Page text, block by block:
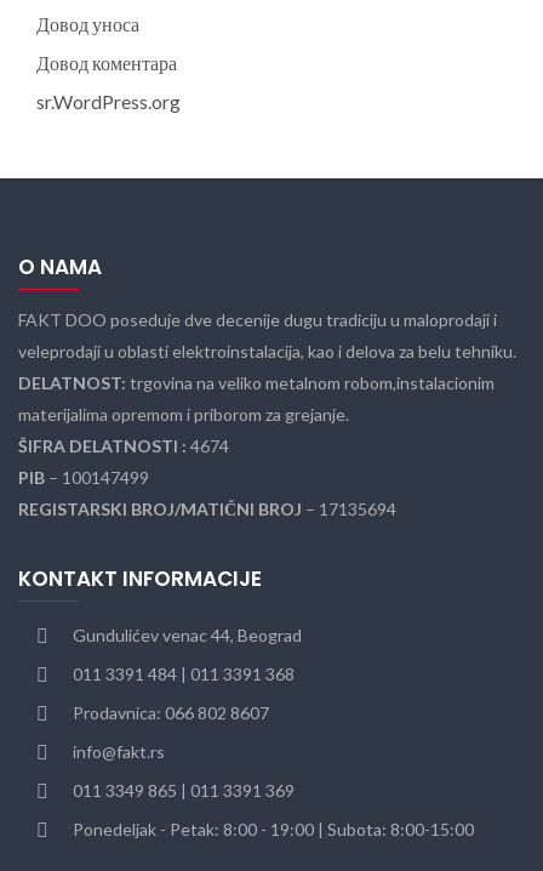
Довод уноса
Довод коментара
sr.WordPress.org
O NAMA
FAKT DOO poseduje dve decenije dugu tradiciju u maloprodaji i
veleprodaji u oblasti elektroinstalacija, kao i delova za belu tehniku.
DELATNOST: trgovina na veliko metalnom robom,instalacionim
materijalima opremom i priborom za grejanje.
ŠIFRA DELATNOSTI : 4674
PIB – 100147499
REGISTARSKI BROJ/MATIČNI BROJ – 17135694
KONTAKT INFORMACIJE
Gundulićev venac 44, Beograd
011 3391 484 | 011 3391 368
Prodavnica: 066 802 8607
info@fakt.rs
011 3349 865 | 011 3391 369
Ponedeljak - Petak: 8:00 - 19:00 | Subota: 8:00-15:00